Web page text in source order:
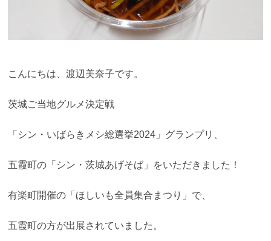
こんにちは、渡辺美奈子です。
茨城ご当地グルメ決定戦
「シン・いばらきメシ総選挙2024」グランプリ、
五霞町の「シン・茨城あげそば」をいただきました！
有楽町開催の「ほしいも全員集合まつり」で、
五霞町の方が出展されていました。